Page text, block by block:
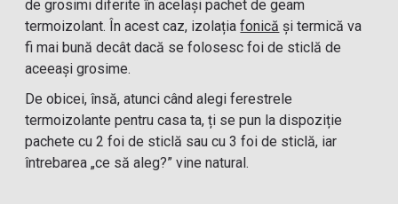
de grosimi diferite în același pachet de geam
termoizolant. În acest caz, izolațiafonică și termică va
fi mai bună decât dacă se folosesc foi de sticlă de
aceeași grosime.
De obicei, însă, atunci când alegi ferestrele
termoizolante pentru casa ta, ți se pun la dispoziție
pachete cu 2 foi de sticlă sau cu 3 foi de sticlă, iar
întrebarea „ce să aleg?” vine natural.